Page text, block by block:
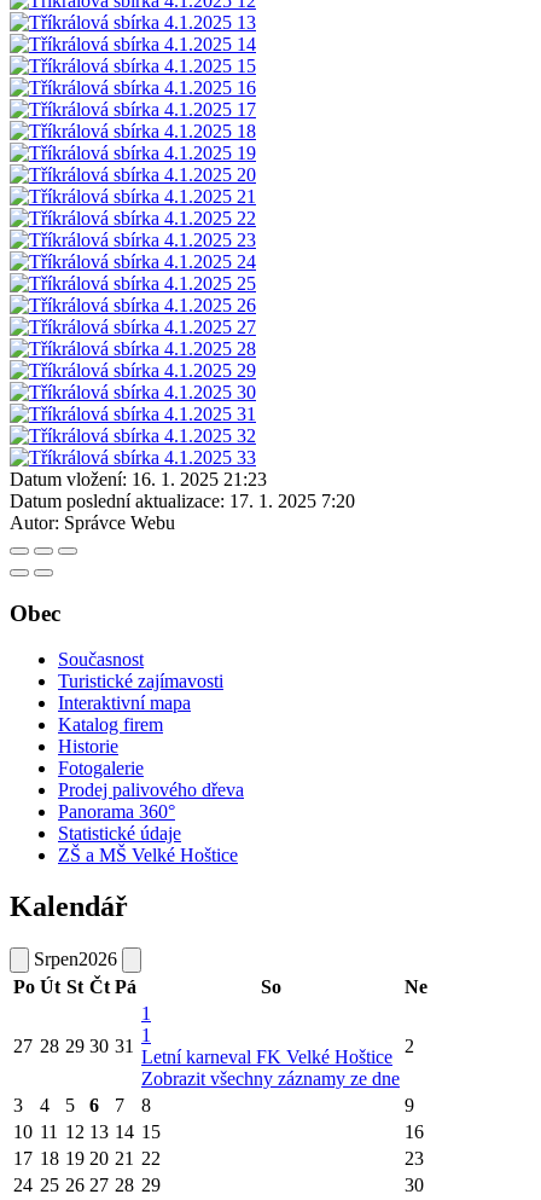
Datum vložení: 16. 1. 2025 21:23
Datum poslední aktualizace: 17. 1. 2025 7:20
Autor: Správce Webu
Obec
Současnost
Turistické zajímavosti
Interaktivní mapa
Katalog firem
Historie
Fotogalerie
Prodej palivového dřeva
Panorama 360°
Statistické údaje
ZŠ a MŠ Velké Hoštice
Kalendář
Srpen2026
Po Út St Čt Pá So Ne
27 28 29 30 31
1
1
Letní karneval FK Velké Hoštice
Zobrazit všechny záznamy ze dne
2
3 4 5 6 7 8
9
10 11 12 13 14 15
16
17 18 19 20 21 22
23
24 25 26 27 28 29
30